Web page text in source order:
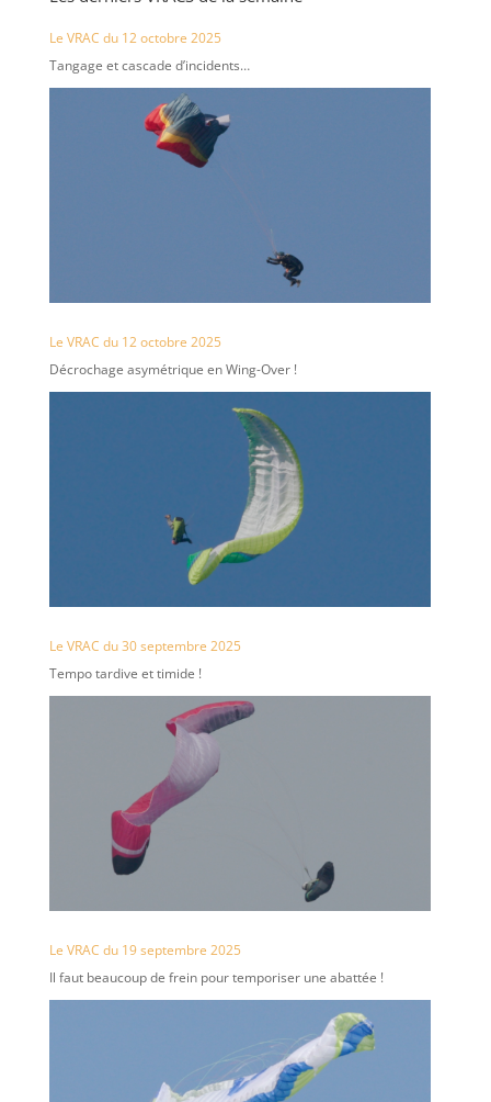
Le VRAC du 12 octobre 2025
Tangage et cascade d’incidents…
Le VRAC du 12 octobre 2025
Décrochage asymétrique en Wing-Over !
Le VRAC du 30 septembre 2025
Tempo tardive et timide !
Le VRAC du 19 septembre 2025
Il faut beaucoup de frein pour temporiser une abattée !